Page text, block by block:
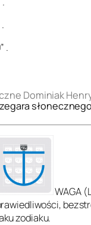
.
Dominiak
słonecznego
WAGA
zodiaku.